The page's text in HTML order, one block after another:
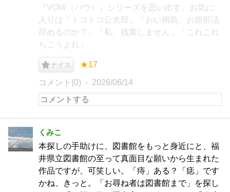
『VOW（バウ）』シリーズを思い出す。お気に
入りは「トコトコ公太郎」「おい桐島、お前部活
辞めるのか？」「私、残業しません」「これこれ
ちこうよれ」
ナイス ★17
コメント(0) 2026/06/14
くみこ
本探しの手助けに、図書館をもっと身近にと、福
井県立図書館の至って真面目な願いから生まれた
作品ですが、可笑しい。「痔」ある？「痣」です
かね、きっと。「お尋ね者は図書館まで」を探し